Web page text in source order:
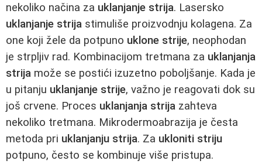
nekoliko načina za uklanjanje strija. Lasersko
uklanjanje strija stimuliše proizvodnju kolagena. Za
one koji žele da potpuno uklone strije, neophodan
je strpljiv rad. Kombinacijom tretmana za uklanjanja
strija može se postići izuzetno poboljšanje. Kada je
u pitanju uklanjanje strije, važno je reagovati dok su
još crvene. Proces uklanjanja strija zahteva
nekoliko tretmana. Mikrodermoabrazija je česta
metoda pri uklanjanju strija. Za ukloniti striju
potpuno, često se kombinuje više pristupa.